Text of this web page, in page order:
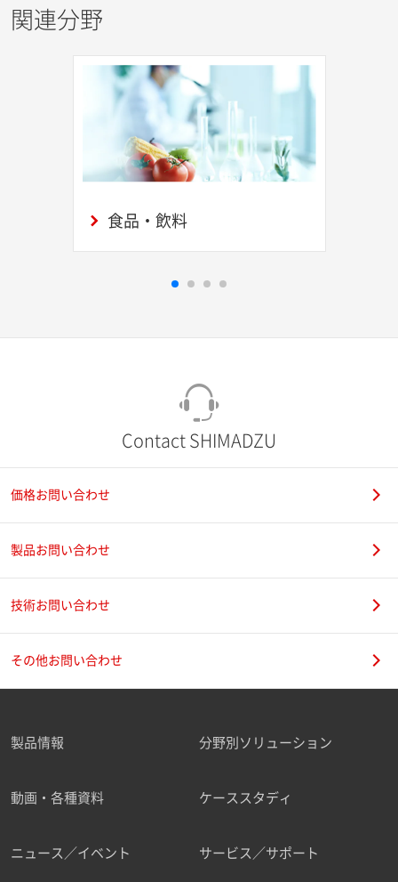
関連分野
食品・飲料
Contact SHIMADZU
価格お問い合わせ
製品お問い合わせ
技術お問い合わせ
その他お問い合わせ
製品情報 分野別ソリューション
動画・各種資料 ケーススタディ
ニュース／イベント サービス／サポート